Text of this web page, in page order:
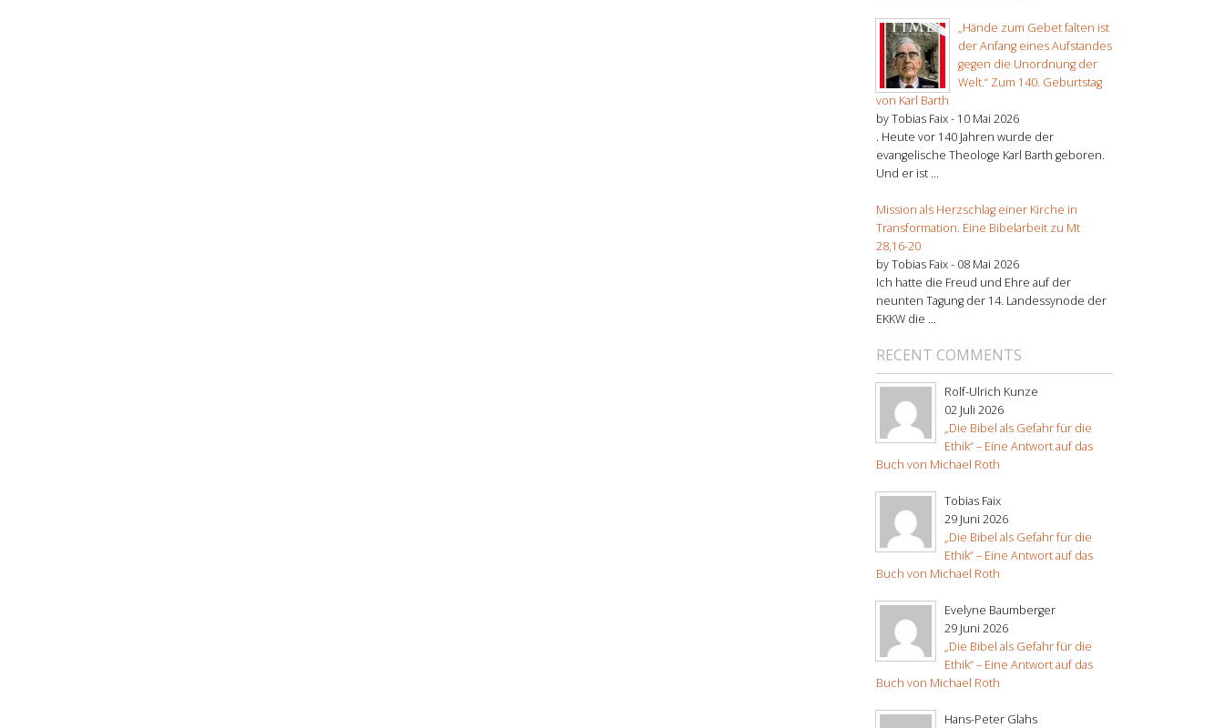
„Hände zum Gebet falten ist
der Anfang eines Aufstandes
gegen die Unordnung der
Welt.“ Zum 140. Geburtstag
von Karl Barth
by Tobias Faix - 10 Mai 2026
. Heute vor 140 Jahren wurde der
evangelische Theologe Karl Barth geboren.
Und er ist ...
Mission als Herzschlag einer Kirche in
Transformation. Eine Bibelarbeit zu Mt
28,16-20
by Tobias Faix - 08 Mai 2026
Ich hatte die Freud und Ehre auf der
neunten Tagung der 14. Landessynode der
EKKW die ...
RECENT COMMENTS
Rolf-Ulrich Kunze
02 Juli 2026
„Die Bibel als Gefahr für die
Ethik“ – Eine Antwort auf das
Buch von Michael Roth
Tobias Faix
29 Juni 2026
„Die Bibel als Gefahr für die
Ethik“ – Eine Antwort auf das
Buch von Michael Roth
Evelyne Baumberger
29 Juni 2026
„Die Bibel als Gefahr für die
Ethik“ – Eine Antwort auf das
Buch von Michael Roth
Hans-Peter Glahs